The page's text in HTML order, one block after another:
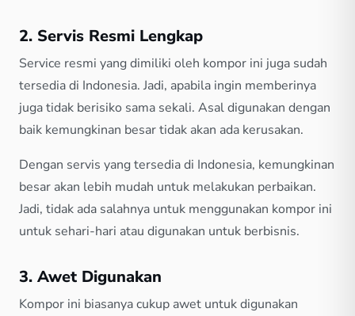
2. Servis Resmi Lengkap
Service resmi yang dimiliki oleh kompor ini juga sudah
tersedia di Indonesia. Jadi, apabila ingin memberinya
juga tidak berisiko sama sekali. Asal digunakan dengan
baik kemungkinan besar tidak akan ada kerusakan.
Dengan servis yang tersedia di Indonesia, kemungkinan
besar akan lebih mudah untuk melakukan perbaikan.
Jadi, tidak ada salahnya untuk menggunakan kompor ini
untuk sehari-hari atau digunakan untuk berbisnis.
3. Awet Digunakan
Kompor ini biasanya cukup awet untuk digunakan